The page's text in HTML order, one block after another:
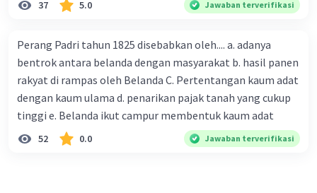
37 5.0 Jawaban terverifikasi
Perang Padri tahun 1825 disebabkan oleh.... a. adanya
bentrok antara belanda dengan masyarakat b. hasil panen
rakyat di rampas oleh Belanda C. Pertentangan kaum adat
dengan kaum ulama d. penarikan pajak tanah yang cukup
tinggi e. Belanda ikut campur membentuk kaum adat
52 0.0 Jawaban terverifikasi